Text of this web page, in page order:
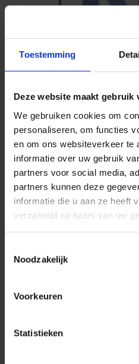
Toestemming
Deze website maakt gebruik
We gebruiken cookies om
personaliseren, om functies
en om ons websiteverkeer te
informatie over uw gebruik
partners voor social media,
partners kunnen deze
informatie die u aan ze heeft
verzameld op basis van uw
Noodzakelijk
Voorkeuren
Statistieken